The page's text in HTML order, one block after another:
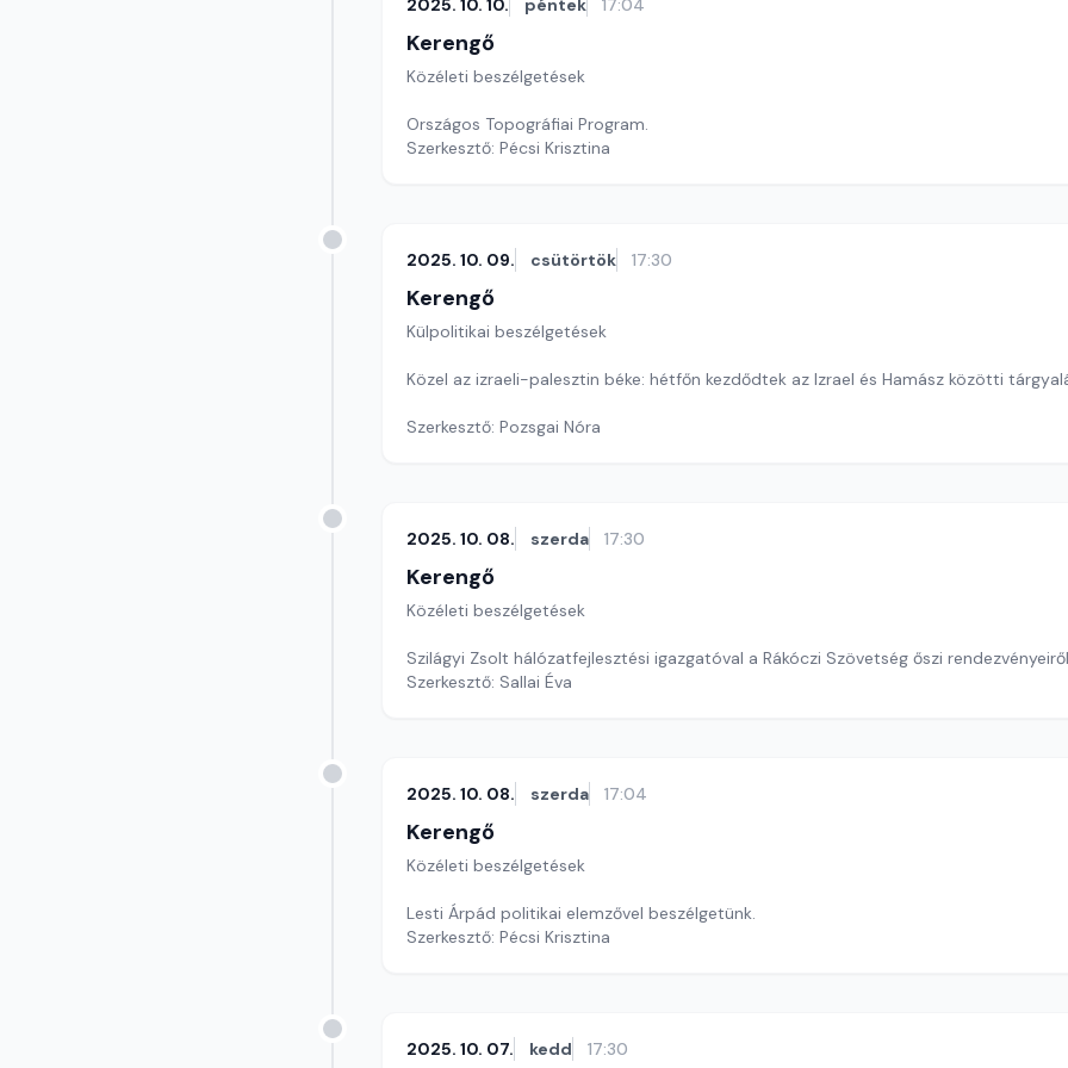
2025. 10. 10. péntek 17:04
Kerengő
Közéleti beszélgetések
Országos Topográfiai Program.
Szerkesztő: Pécsi Krisztina
2025. 10. 09. csütörtök 17:30
Kerengő
Külpolitikai beszélgetések
Közel az izraeli-palesztin béke: hétfőn kezdődtek az Izrael és Hamász közötti
Szerkesztő: Pozsgai Nóra
2025. 10. 08. szerda 17:30
Kerengő
Közéleti beszélgetések
Szilágyi Zsolt hálózatfejlesztési igazgatóval a Rákóczi Szövetség őszi
Szerkesztő: Sallai Éva
2025. 10. 08. szerda 17:04
Kerengő
Közéleti beszélgetések
Lesti Árpád politikai elemzővel beszélgetünk.
Szerkesztő: Pécsi Krisztina
2025. 10. 07. kedd 17:30